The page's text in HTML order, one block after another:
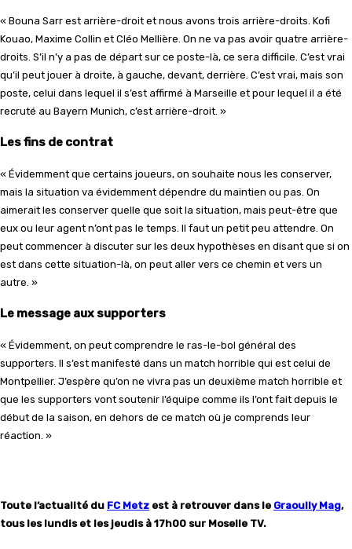
« Bouna Sarr est arrière-droit et nous avons trois arrière-droits. Kofi
Kouao, Maxime Collin et Cléo Mellière. On ne va pas avoir quatre arrière-
droits. S’il n’y a pas de départ sur ce poste-là, ce sera difficile. C’est vrai
qu’il peut jouer à droite, à gauche, devant, derrière. C’est vrai, mais son
poste, celui dans lequel il s’est affirmé à Marseille et pour lequel il a été
recruté au Bayern Munich, c’est arrière-droit. »
Les fins de contrat
« Évidemment que certains joueurs, on souhaite nous les conserver,
mais la situation va évidemment dépendre du maintien ou pas. On
aimerait les conserver quelle que soit la situation, mais peut-être que
eux ou leur agent n’ont pas le temps. Il faut un petit peu attendre. On
peut commencer à discuter sur les deux hypothèses en disant que si on
est dans cette situation-là, on peut aller vers ce chemin et vers un
autre. »
Le message aux supporters
« Évidemment, on peut comprendre le ras-le-bol général des
supporters. Il s’est manifesté dans un match horrible qui est celui de
Montpellier. J’espère qu’on ne vivra pas un deuxième match horrible et
que les supporters vont soutenir l’équipe comme ils l’ont fait depuis le
début de la saison, en dehors de ce match où je comprends leur
réaction. »
Toute l’actualité du FC Metz est à retrouver dans le Graoully Mag,
tous les lundis et les jeudis à 17h00 sur Moselle TV.